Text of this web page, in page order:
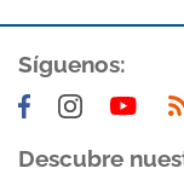
Síguenos:
Descubre